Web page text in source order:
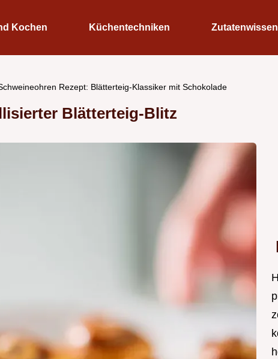
Kochen Küchentechniken Zutatenwissen
Rezept: Blätterteig-Klassiker mit Schokolade
Blätterteig-Blitz